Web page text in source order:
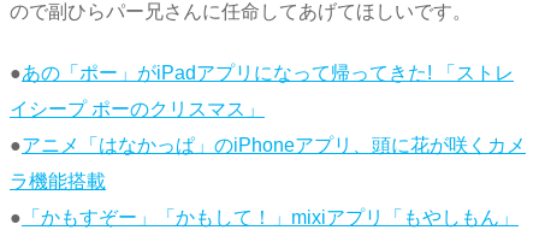
ので副ひらパー兄さんに任命してあげてほしいです。
●あの「ポー」がiPadアプリになって帰ってきた! 「ストレ
イシープ ポーのクリスマス」
●アニメ「はなかっぱ」のiPhoneアプリ、頭に花が咲くカメ
ラ機能搭載
● 「かもすぞー」「かもして！」mixiアプリ「もやしもん」